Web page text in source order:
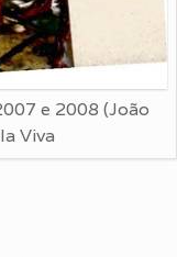
e 2008 (João
Viva